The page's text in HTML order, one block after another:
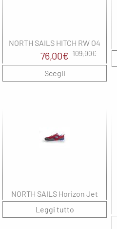
NORTH SAILS HITCH RW O4
109,00€
Il
prezzo
originale
76,00€ Il
attuale
Scegli
NORTH SAILS Horizon Jet
Leggi tutto